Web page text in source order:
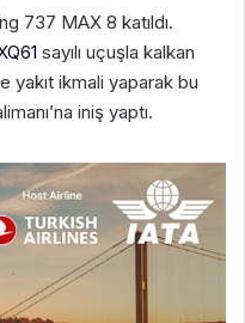
737 MAX 8 katıldı.
sayılı uçuşla kalkan
yakıt ikmali yaparak bu
iniş yaptı.